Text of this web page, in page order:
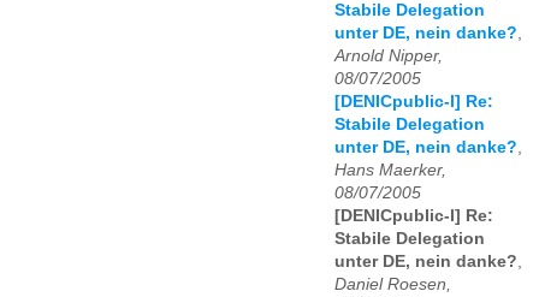
Stabile Delegation
unter DE, nein danke?,
Arnold Nipper,
08/07/2005
[DENICpublic-l] Re:
Stabile Delegation
unter DE, nein danke?,
Hans Maerker,
08/07/2005
[DENICpublic-l] Re:
Stabile Delegation
unter DE, nein danke?,
Daniel Roesen,